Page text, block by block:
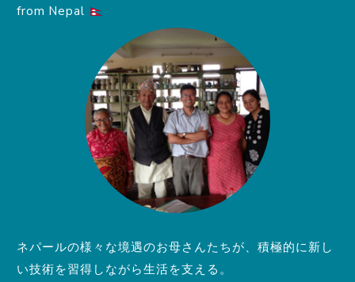
from Nepal
ネパールの様々な境遇のお母さんたちが、積極的に新し
い技術を習得しながら生活を支える。